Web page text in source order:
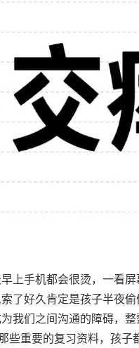
上手机都会很烫，一看
了好久肯定是孩子半夜
我们之间沟通的障碍，
重要的复习资料，孩子